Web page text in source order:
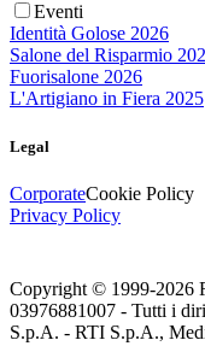
Eventi
Identità Golose 2026
Salone del Risparmio
Fuorisalone 2026
L'Artigiano in Fiera 2025
Legal
CorporateCookie Policy
Privacy Policy
Copyright © 1999-2026
03976881007 - Tutti i
S.p.A. - RTI S.p.A.,